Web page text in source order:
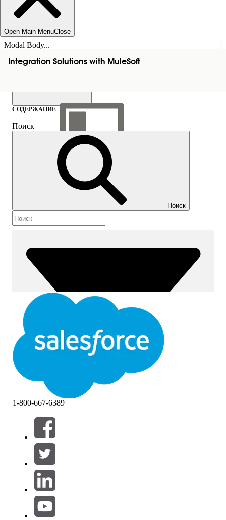
Open Main MenuClose
Modal Body...
Integration Solutions with MuleSoft
Показать содержание
Содержание
СОДЕРЖАНИЕ
Поиск
Поиск
Фильтры (0)
ВЫБРАТЬ ФИЛЬТРЫ
Область продуктов
1-800-667-6389